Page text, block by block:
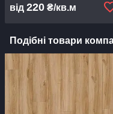
від 220 ₴/кв.м
Подібні товари